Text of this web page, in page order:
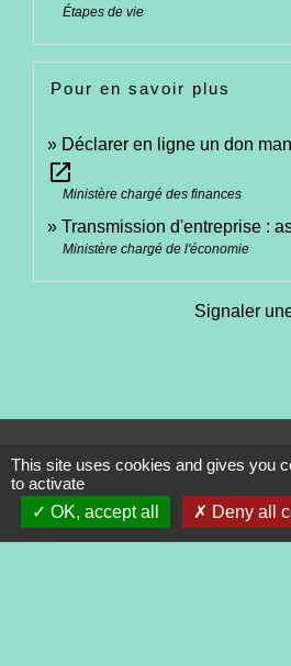
Étapes de vie
Pour en savoir plus
Déclarer en ligne un don
open_in_new
Ministère chargé des finances
Transmission d'entreprise :
Ministère chargé de l'économie
Signaler
Contacts
2 place du
22410 Tréveneuc -
+33 2 96 70 84
This site uses cookies and gives you
to activate
OK, accept all
Deny all